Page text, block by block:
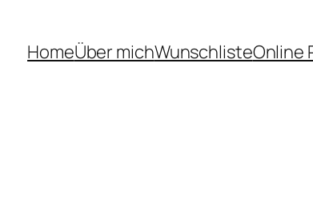
HomeÜber michWunschlisteOnline